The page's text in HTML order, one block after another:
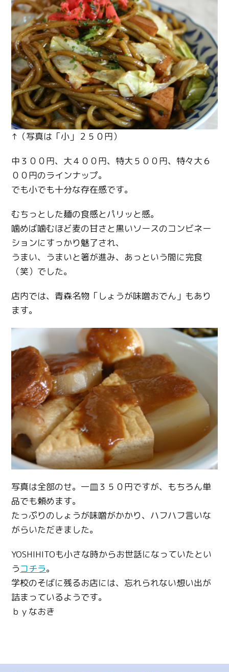
↑（写真は「小」２５０円）
中３００円、大４００円、特大５００円、特々大６
００円のラインナップ。
でも小でも十分な存在感です。
むちっとした麺の食感とパリッと感。
噛めば噛むほど麦の甘さと黒いソースのコンビネー
ションにすっかり魅了され、
うまい、うまいと箸が進み、あっという間に完食
（笑）でした。
店内では、青森名物「しょうが味噌おでん」もあり
ます。
写真は全部のせ。一皿３５０円ですが、もちろん単
品でも頼めます。
たっぷりのしょうが味噌がかかり、ハフハフ言いな
がらいただきました。
YOSHIHITOも小さな時からお世話になっていたとい
うコチラ。
学校のそばに残るお店には、忘れられない想い出が
詰まっているようです。
ｂｙなおき
Twitter
Line